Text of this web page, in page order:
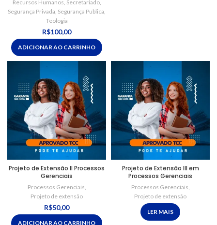
Recursos Humanos, Secretariado,
Segurança Privada, Segurança Publica,
Teologia
R$100,00
ADICIONAR AO CARRINHO
Projeto de Extensão II Processos
Gerenciais
Processos Gerenciais,
Projeto de extensão
R$50,00
ADICIONAR AO CARRINHO
Projeto de Extensão III em
Processos Gerenciais
Processos Gerenciais,
Projeto de extensão
LER MAIS